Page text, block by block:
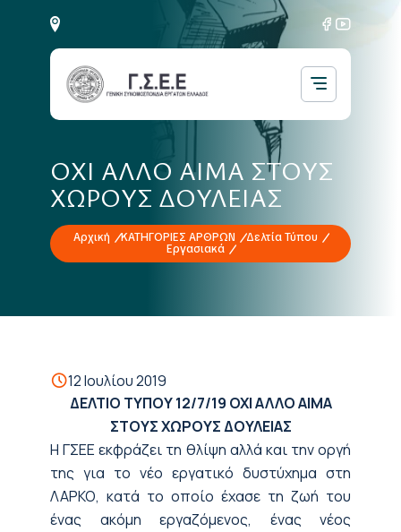
ΟΧΙ ΑΛΛΟ ΑΙΜΑ ΣΤΟΥΣ
ΧΩΡΟΥΣ ΔΟΥΛΕΙΑΣ
Αρχική ΚΑΤΗΓΟΡΙΕΣ ΑΡΘΡΩΝ
Δελτία Τύπου
Εργασιακά
12 Ιουλίου 2019
ΔΕΛΤΙΟ ΤΥΠΟΥ 12/7/19 ΟΧΙ ΑΛΛΟ ΑΙΜΑ
ΣΤΟΥΣ ΧΩΡΟΥΣ ΔΟΥΛΕΙΑΣ
Η ΓΣΕΕ εκφράζει τη θλίψη αλλά και την οργή
της για το νέο εργατικό δυστύχημα στη
ΛΑΡΚΟ, κατά το οποίο έχασε τη ζωή του
ένας ακόμη εργαζόμενος, ένας νέος